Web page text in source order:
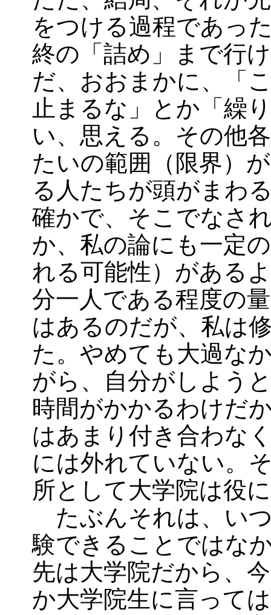
をつける過程であっ
終の「詰め」まで行
だ、おおまかに、「
止まるな」とか「繰
い、思える。その他
たいの範囲（限界）
る人たちが頭がまわ
確かで、そこでなさ
か、私の論にも一定
れる可能性）がある
分一人である程度の
はあるのだが、私は
た。やめても大過な
がら、自分がしよう
時間がかかるわけだ
はあまり付き合わな
には外れていない。
所として大学院は役
たぶんそれは、い
験できることではな
先は大学院だから、
か大学院生に言って